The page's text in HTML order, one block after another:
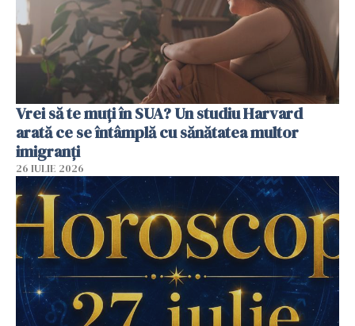
Vrei să te muți în SUA? Un studiu Harvard
arată ce se întâmplă cu sănătatea multor
imigranți
26 IULIE 2026